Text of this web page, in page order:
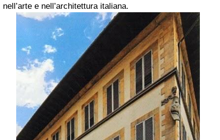
nell’arte e nell’architettura italiana.